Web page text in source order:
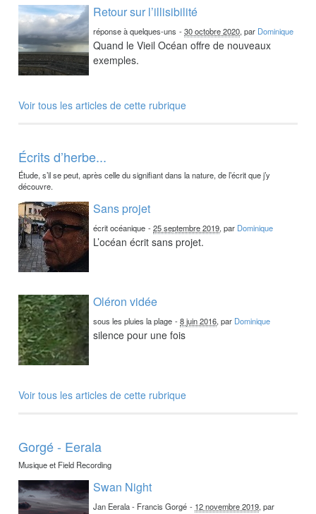
Retour sur l’illisibilité
réponse à quelques-uns -30 octobre 2020, par Dominique
Quand le Vieil Océan offre de nouveaux
exemples.
Voir tous les articles de cette rubrique
Écrits d’herbe...
Étude, s’il se peut, après celle du signifiant dans la nature, de l’écrit que j’y
découvre.
Sans projet
écrit océanique -25 septembre 2019, par Dominique
L’océan écrit sans projet.
Oléron vidée
sous les pluies la plage -8 juin 2016, par Dominique
silence pour une fois
Voir tous les articles de cette rubrique
Gorgé - Eerala
Musique et Field Recording
Swan Night
Jan Eerala - Francis Gorgé - 12 novembre 2019, par